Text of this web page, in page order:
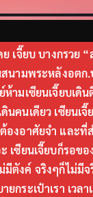
ย เจี๊ยบ บางกรวย
สนามพระหลังอต
ห้ามเซียนเจี๊ยบเดิ
นคนเดียว เซียนเจี๊
องอาศัยจำ และ
เซียนเจี๊ยบก็รอข
มีตังค์ จริงๆก็ไม่มี
ยกระเป๋าเรา เวล